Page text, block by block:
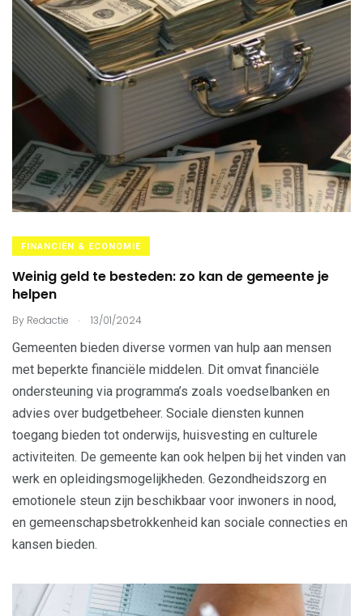
FINANCIËN & ECONOMIE
Weinig geld te besteden: zo kan de gemeente je
helpen
By Redactie . 13/01/2024
Gemeenten bieden diverse vormen van hulp aan mensen
met beperkte financiële middelen. Dit omvat financiële
ondersteuning via programma’s zoals voedselbanken en
advies over budgetbeheer. Sociale diensten kunnen
toegang bieden tot onderwijs, huisvesting en culturele
activiteiten. De gemeente kan ook helpen bij het vinden van
werk en opleidingsmogelijkheden. Gezondheidszorg en
emotionele steun zijn beschikbaar voor inwoners in nood,
en gemeenschapsbetrokkenheid kan sociale connecties en
kansen bieden.